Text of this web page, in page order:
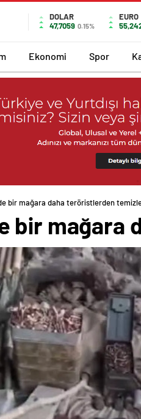
DOLAR
47,7059 0.15%
EURO
Ekonomi Spor
bir mağara daha teröristlerden
bir